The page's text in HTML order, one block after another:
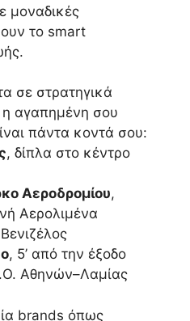
μοναδικές
το smart
σε στρατηγικά
η αγαπημένη σου
πάντα κοντά σου:
, δίπλα στο κέντρο
Αεροδρομίου,
Αερολιμένα
, 5’ από την έξοδο
Αθηνών–Λαμίας
brands όπως